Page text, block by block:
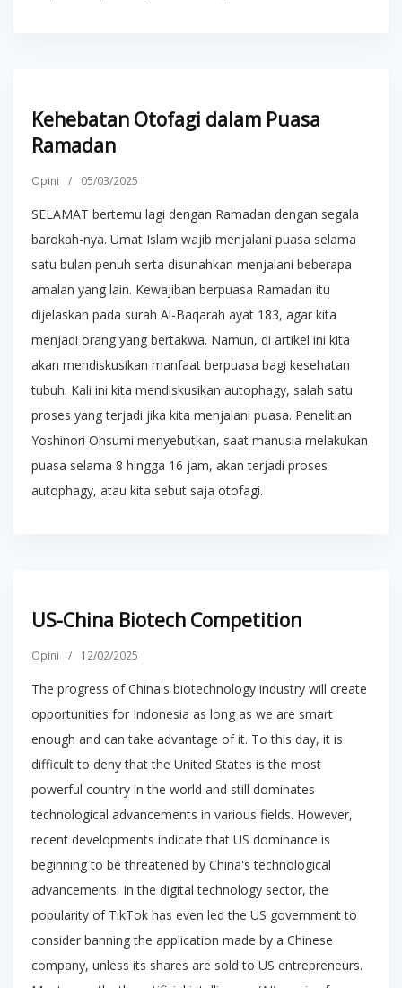
Kehebatan Otofagi dalam Puasa
Ramadan
Opini / 05/03/2025
SELAMAT bertemu lagi dengan Ramadan dengan segala
barokah-nya. Umat Islam wajib menjalani puasa selama
satu bulan penuh serta disunahkan menjalani beberapa
amalan yang lain. Kewajiban berpuasa Ramadan itu
dijelaskan pada surah Al-Baqarah ayat 183, agar kita
menjadi orang yang bertakwa. Namun, di artikel ini kita
akan mendiskusikan manfaat berpuasa bagi kesehatan
tubuh. Kali ini kita mendiskusikan autophagy, salah satu
proses yang terjadi jika kita menjalani puasa. Penelitian
Yoshinori Ohsumi menyebutkan, saat manusia melakukan
puasa selama 8 hingga 16 jam, akan terjadi proses
autophagy, atau kita sebut saja otofagi.
US-China Biotech Competition
Opini / 12/02/2025
The progress of China's biotechnology industry will create
opportunities for Indonesia as long as we are smart
enough and can take advantage of it. To this day, it is
difficult to deny that the United States is the most
powerful country in the world and still dominates
technological advancements in various fields. However,
recent developments indicate that US dominance is
beginning to be threatened by China's technological
advancements. In the digital technology sector, the
popularity of TikTok has even led the US government to
consider banning the application made by a Chinese
company, unless its shares are sold to US entrepreneurs.